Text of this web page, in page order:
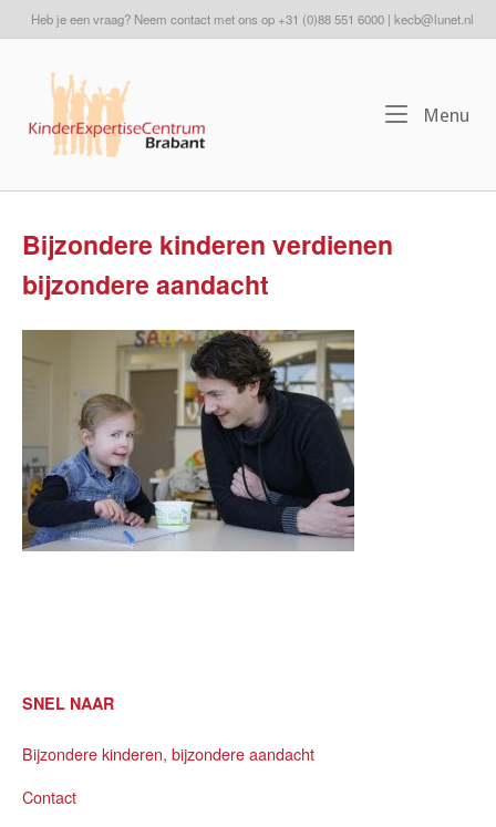
naar
Heb je een vraag? Neem contact met ons op +31 (0)88 551 6000 | kecb@lunet.nl
Home
Menu
Bijzondere kinderen verdienen
bijzondere aandacht
SNEL NAAR
Bijzondere kinderen, bijzondere aandacht
Contact